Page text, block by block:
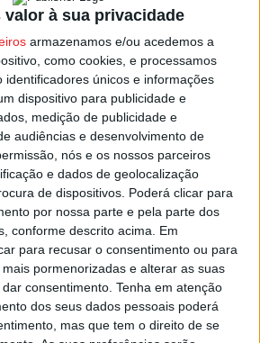
valor à sua privacidade
armazenamos e/ou acedemos a
como cookies, e processamos
identificadores únicos e informações
dispositivo para publicidade e
medição de publicidade e
audiências e desenvolvimento de
nós e os nossos parceiros
e dados de geolocalização
de dispositivos. Poderá clicar para
por nossa parte e pela parte dos
conforme descrito acima. Em
para recusar o consentimento ou para
pormenorizadas e alterar as suas
consentimento. Tenha em atenção
dos seus dados pessoais poderá
mas que tem o direito de se
para os 7,1 ME.
não é nada de novo, e tem
por toda a parte, com os custos a
quantidade de obras que estão a
Daire quer que a obra permita
grandes polos de desenvolvimento”
o “aproveitamento geotérmico
com um projeto que
requalificação do edifício das
desde paredes, canalizações e
básico, eletricidade,